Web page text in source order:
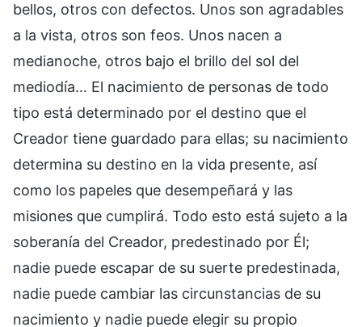
bellos, otros con defectos. Unos son agradables
a la vista, otros son feos. Unos nacen a
medianoche, otros bajo el brillo del sol del
mediodía… El nacimiento de personas de todo
tipo está determinado por el destino que el
Creador tiene guardado para ellas; su nacimiento
determina su destino en la vida presente, así
como los papeles que desempeñará y las
misiones que cumplirá. Todo esto está sujeto a la
soberanía del Creador, predestinado por Él;
nadie puede escapar de su suerte predestinada,
nadie puede cambiar las circunstancias de su
nacimiento y nadie puede elegir su propio